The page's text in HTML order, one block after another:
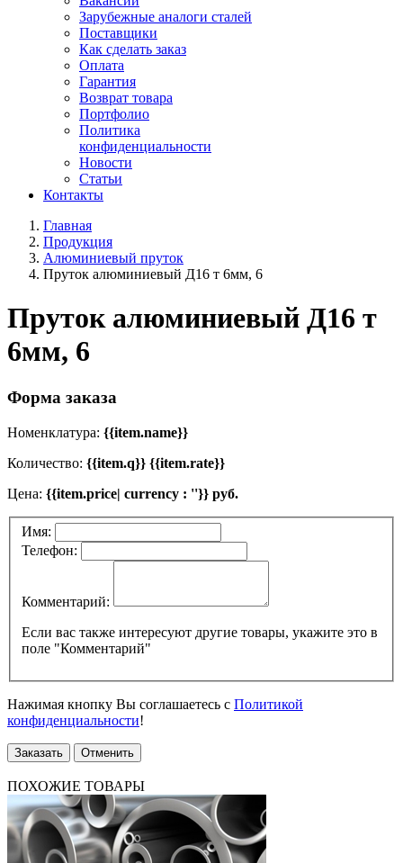
Зарубежные аналоги сталей
Поставщики
Как сделать заказ
Оплата
Гарантия
Возврат товара
Портфолио
Политика
конфиденциальности
Новости
Статьи
Контакты
Главная
Продукция
Алюминиевый пруток
Пруток алюминиевый Д16 т 6мм, 6
Пруток алюминиевый Д16 т
6мм, 6
Форма заказа
Номенклатура: {{item.name}}
Количество: {{item.q}} {{item.rate}}
Цена: {{item.price| currency : ''}} руб.
Имя:
Телефон:
Комментарий:
Если вас также интересуют другие товары, укажите это в
поле "Комментарий"
Нажимая кнопку Вы соглашаетесь с Политикой
конфиденциальности!
Заказать Отменить
ПОХОЖИЕ ТОВАРЫ